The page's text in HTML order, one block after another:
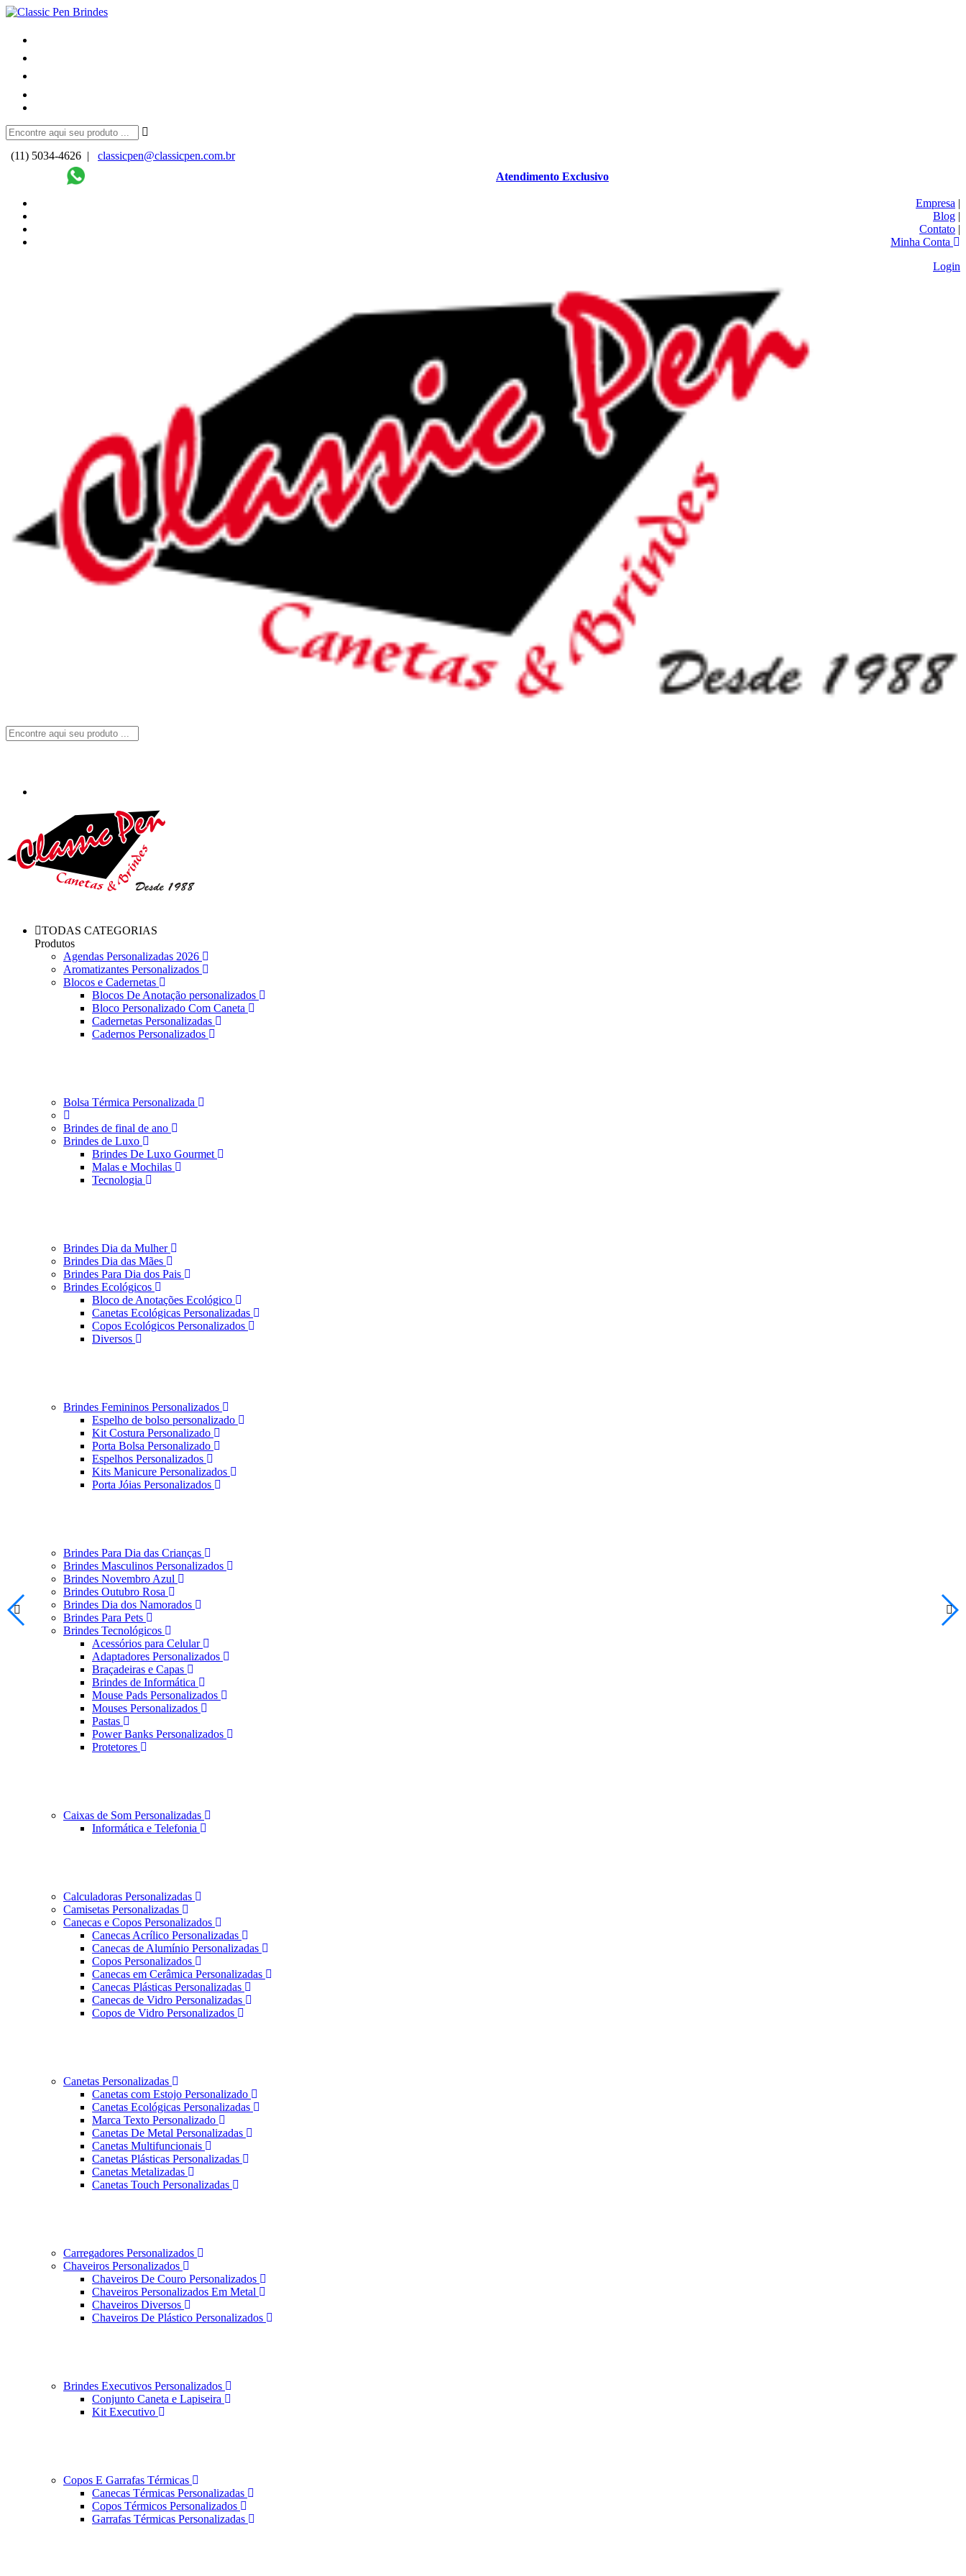
(11) 5034-4626 |
classicpen@classicpen.com.br
Atendimento Exclusivo
Empresa |
Blog |
Contato |
Minha Conta
Login
TODAS CATEGORIAS
Produtos
Agendas Personalizadas 2026
Aromatizantes Personalizados
Blocos e Cadernetas
Blocos De Anotação personalizados
Bloco Personalizado Com Caneta
Cadernetas Personalizadas
Cadernos Personalizados
Bolsa Térmica Personalizada
Brindes de final de ano
Brindes de Luxo
Brindes De Luxo Gourmet
Malas e Mochilas
Tecnologia
Brindes Dia da Mulher
Brindes Dia das Mães
Brindes Para Dia dos Pais
Brindes Ecológicos
Bloco de Anotações Ecológico
Canetas Ecológicas Personalizadas
Copos Ecológicos Personalizados
Diversos
Brindes Femininos Personalizados
Espelho de bolso personalizado
Kit Costura Personalizado
Porta Bolsa Personalizado
Espelhos Personalizados
Kits Manicure Personalizados
Porta Jóias Personalizados
Brindes Para Dia das Crianças
Brindes Masculinos Personalizados
Brindes Novembro Azul
Brindes Outubro Rosa
Brindes Dia dos Namorados
Brindes Para Pets
Brindes Tecnológicos
Acessórios para Celular
Adaptadores Personalizados
Braçadeiras e Capas
Brindes de Informática
Mouse Pads Personalizados
Mouses Personalizados
Pastas
Power Banks Personalizados
Protetores
Caixas de Som Personalizadas
Informática e Telefonia
Calculadoras Personalizadas
Camisetas Personalizadas
Canecas e Copos Personalizados
Canecas Acrílico Personalizadas
Canecas de Alumínio Personalizadas
Copos Personalizados
Canecas em Cerâmica Personalizadas
Canecas Plásticas Personalizadas
Canecas de Vidro Personalizadas
Copos de Vidro Personalizados
Canetas Personalizadas
Canetas com Estojo Personalizado
Canetas Ecológicas Personalizadas
Marca Texto Personalizado
Canetas De Metal Personalizadas
Canetas Multifuncionais
Canetas Plásticas Personalizadas
Canetas Metalizadas
Canetas Touch Personalizadas
Carregadores Personalizados
Chaveiros Personalizados
Chaveiros De Couro Personalizados
Chaveiros Personalizados Em Metal
Chaveiros Diversos
Chaveiros De Plástico Personalizados
Brindes Executivos Personalizados
Conjunto Caneta e Lapiseira
Kit Executivo
Copos E Garrafas Térmicas
Canecas Térmicas Personalizadas
Copos Térmicos Personalizados
Garrafas Térmicas Personalizadas